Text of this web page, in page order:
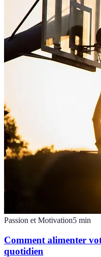
Passion et Motivation5 min
Comment alimenter
quotidien